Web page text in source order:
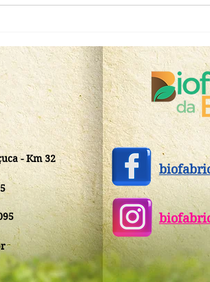
parceiras e
momento do Instituto
da Bahia,
o evento
de
fase
- Km 32